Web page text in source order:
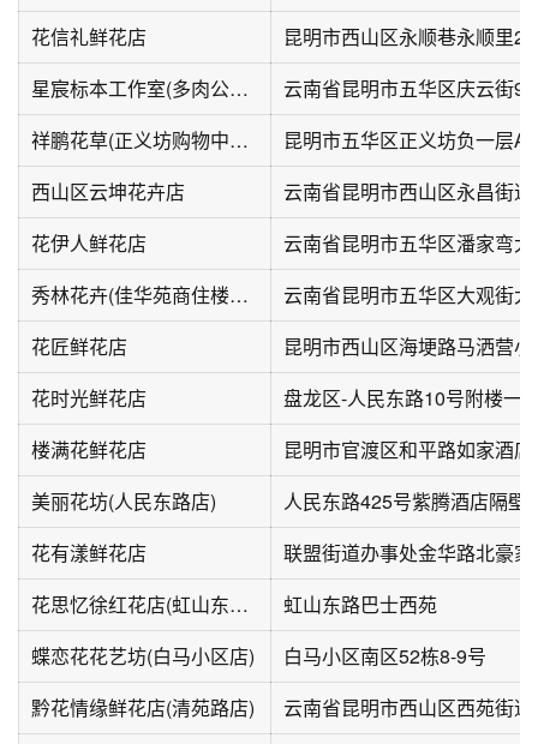
花信礼鲜花店
昆明市西山区永顺巷永顺里2
星宸标本工作室(多肉公园店)
云南省昆明市五华区庆云街
祥鹏花草(正义坊购物中心店)
昆明市五华区正义坊负一层
西山区云坤花卉店
云南省昆明市西山区永昌街
花伊人鲜花店
云南省昆明市五华区潘家弯
秀林花卉(佳华苑商住楼B座店)
云南省昆明市五华区大观街
花匠鲜花店
昆明市西山区海埂路马洒营
花时光鲜花店
盘龙区-人民东路10号附楼一
楼满花鲜花店
美丽花坊(人民东路店)
人民东路425号紫腾酒店隔壁
花有漾鲜花店
花思忆徐红花店(虹山东路店)
虹山东路巴士西苑
蝶恋花花艺坊(白马小区店)
白马小区南区52栋8-9号
黔花情缘鲜花店(清苑路店)